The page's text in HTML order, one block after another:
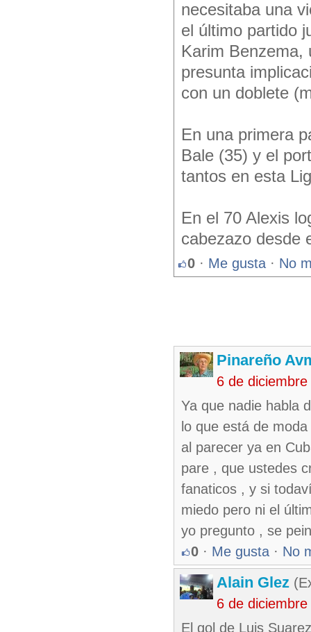
necesitaba una
el último partido
Karim Benzema,
presunta
con un doblete
En una primera
Bale (35) y el
tantos en esta
En el 70 Alexis
cabezazo desde
0 · Me gusta · No
Pinareño
6 de
Ya que nadie habla
lo que está de
al parecer ya en
pare , que ustedes
fanaticos , y si
miedo pero ni el
yo pregunto , se
0 · Me gusta · No
Alain Glez
6 de
El gol de Luis